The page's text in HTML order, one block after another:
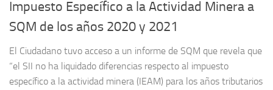
Impuesto Específico a la Actividad Minera a
SQM de los años 2020 y 2021
El Ciudadano tuvo acceso a un informe de SQM que revela que
“el SII no ha liquidado diferencias respecto al impuesto
específico a la actividad minera (IEAM) para los años tributarios